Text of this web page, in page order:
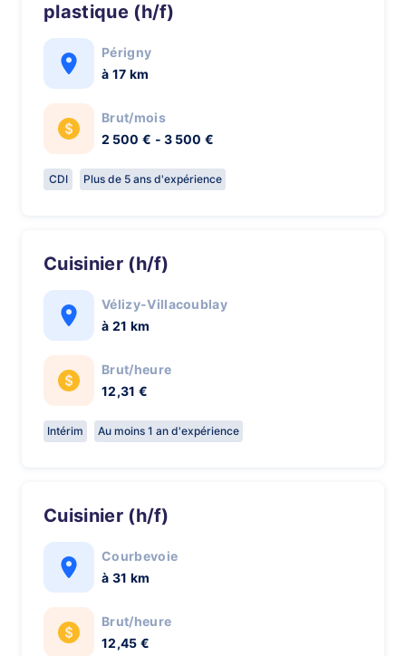
plastique (h/f)
Périgny
à 17 km
Brut/mois
2 500 € - 3 500 €
CDI Plus de 5 ans d'expérience
Cuisinier (h/f)
Vélizy-Villacoublay
à 21 km
Brut/heure
12,31 €
Intérim Au moins 1 an d'expérience
Cuisinier (h/f)
Courbevoie
à 31 km
Brut/heure
12,45 €